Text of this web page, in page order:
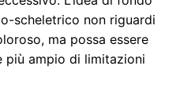
scheletrico non riguardi
ma possa essere
più ampio di limitazioni